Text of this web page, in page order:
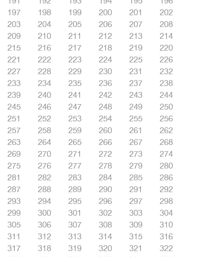
197
198 199 200 201
202
203
204 205 206 207
208
209
210 211 212 213
214
215
216 217 218 219
220
221
222 223 224 225
226
227
228 229 230 231
232
233
234 235 236 237
238
239
240 241 242 243
244
245
246 247 248 249
250
251
252 253 254 255
256
257
258 259 260 261
262
263
264 265 266 267
268
269
270 271 272 273
274
275
276 277 278 279
280
281
282 283 284 285
286
287
288 289 290 291
292
293
294 295 296 297
298
299
300 301 302 303
304
305
306 307 308 309
310
311
312 313 314 315
316
317
318 319 320 321
322